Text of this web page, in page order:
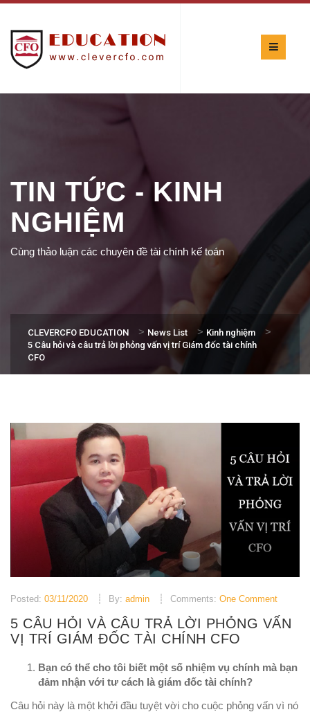
TIN TỨC - KINH
NGHIỆM
Cùng thảo luận các chuyên đề tài chính kế toán
CLEVERCFO EDUCATION > News List > Kinh nghiệm >
5 Câu hỏi và câu trả lời phỏng vấn vị trí Giám đốc tài chính
CFO
Posted: 03/11/2020 By: admin Comments: One Comment
5 CÂU HỎI VÀ CÂU TRẢ LỜI PHỎNG VẤN
VỊ TRÍ GIÁM ĐỐC TÀI CHÍNH CFO
Bạn có thể cho tôi biết một số nhiệm vụ chính mà bạn
đảm nhận với tư cách là giám đốc tài chính?
Câu hỏi này là một khởi đầu tuyệt vời cho cuộc phỏng vấn vì nó